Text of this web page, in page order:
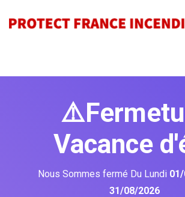
Vacance
Nous Sommes fermé Du Lundi
31/08/2026